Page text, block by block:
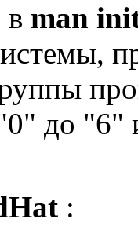
man
до "6"
: